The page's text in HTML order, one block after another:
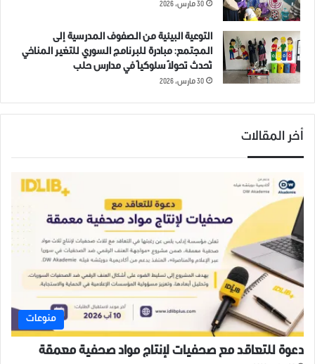
30 مارس، 2026
التوعية البيئية من الصفوف المدرسية إلى
المجتمع: مبادرة للبرنامج السوري للتغير المناخي
تُحدث تحولاً سلوكياً في مدارس حلب
30 مارس، 2026
أخر المقالات
منوعات
دعوة للتعاقد مع صحفيات لإنتاج مواد صحفية معمقة